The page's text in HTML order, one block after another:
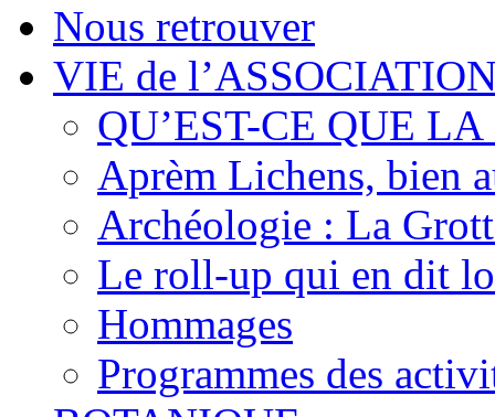
Nous retrouver
VIE de
QU’EST-CE QUE
Aprèm Lichens, bien
Archéologie : La
Le roll-up qui en dit
Hommages
Programmes des